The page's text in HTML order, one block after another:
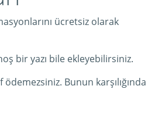
ücretsiz olarak
bir yazı bile ekleyebilirsiniz.
Bunun karşılığında